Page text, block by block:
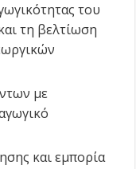
του
τη βελτίωση
με
και εμπορία